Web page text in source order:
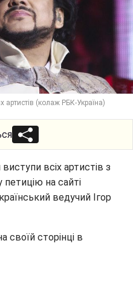
артистів (колаж РБК-Україна)
всіх артистів з
петицію на сайті
ведучий Ігор
сторінці в